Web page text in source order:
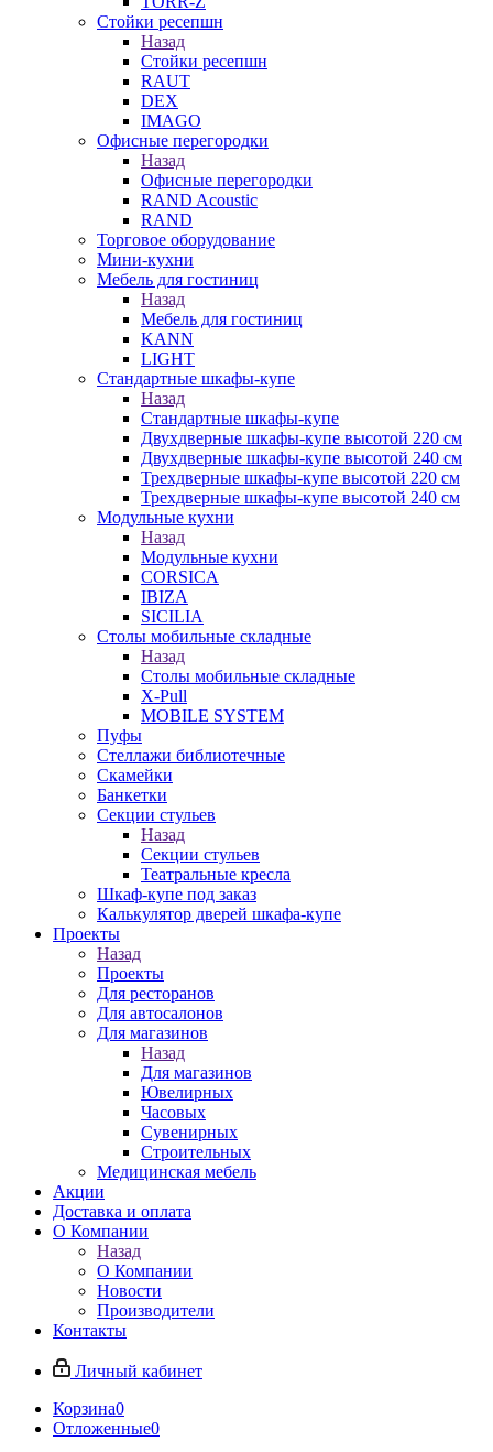
Стойки ресепшн
Назад
Стойки ресепшн
RAUT
DEX
IMAGO
Офисные перегородки
Назад
Офисные перегородки
RAND Acoustic
RAND
Торговое оборудование
Мини-кухни
Мебель для гостиниц
Назад
Мебель для гостиниц
KANN
LIGHT
Стандартные шкафы-купе
Назад
Стандартные шкафы-купе
Двухдверные шкафы-купе высотой 220 см
Двухдверные шкафы-купе высотой 240 см
Трехдверные шкафы-купе высотой 220 см
Трехдверные шкафы-купе высотой 240 см
Модульные кухни
Назад
Модульные кухни
CORSICA
IBIZA
SICILIA
Столы мобильные складные
Назад
Столы мобильные складные
X-Pull
MOBILE SYSTEM
Пуфы
Стеллажи библиотечные
Скамейки
Банкетки
Секции стульев
Назад
Секции стульев
Театральные кресла
Шкаф-купе под заказ
Калькулятор дверей шкафа-купе
Проекты
Назад
Проекты
Для ресторанов
Для автосалонов
Для магазинов
Назад
Для магазинов
Ювелирных
Часовых
Сувенирных
Строительных
Медицинская мебель
Акции
Доставка и оплата
О Компании
Назад
О Компании
Новости
Производители
Контакты
Личный кабинет
Корзина0
Отложенные0